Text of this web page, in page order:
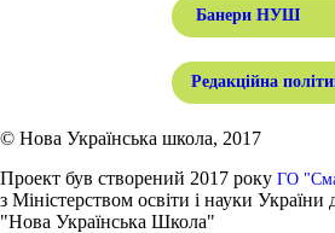
Банери НУШ
Редакційна
© Нова Українська школа, 2017
Проект був створений 2017 року ГО
з Міністерством освіти і науки України
"Нова Українська Школа"